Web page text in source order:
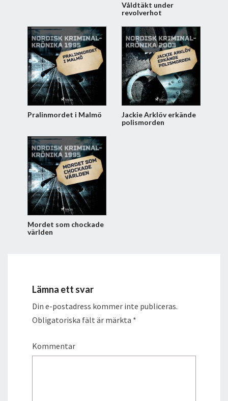
Våldtäkt under
revolverhot
Pralinmordet i Malmö
Jackie Arklöv erkände
polismorden
Mordet som chockade
världen
Lämna ett svar
Din e-postadress kommer inte publiceras.
Obligatoriska fält är märkta *
Kommentar